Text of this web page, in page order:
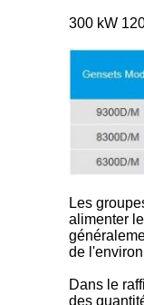
300 kW
Les
alimenter
de
Dans le
des